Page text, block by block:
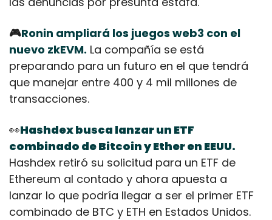
🎮Ronin ampliará los juegos web3 con el
nuevo zkEVM. La compañía se está
preparando para un futuro en el que tendrá
que manejar entre 400 y 4 mil millones de
transacciones.
👀Hashdex busca lanzar un ETF
combinado de Bitcoin y Ether en EEUU.
Hashdex retiró su solicitud para un ETF de
Ethereum al contado y ahora apuesta a
lanzar lo que podría llegar a ser el primer ETF
combinado de BTC y ETH en Estados Unidos.